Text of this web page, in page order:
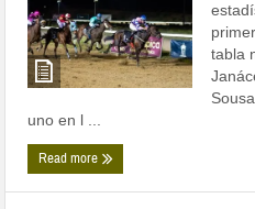
tabla
uno en l ...
Read more